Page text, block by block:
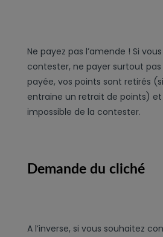
Ne payez pas l’amende ! Si
contester, ne payer surtout pas
payée, vos points sont retirés
entraine un retrait de points)
impossible de la contester.
Demande du cliché
A l’inverse, si vous souhaitez